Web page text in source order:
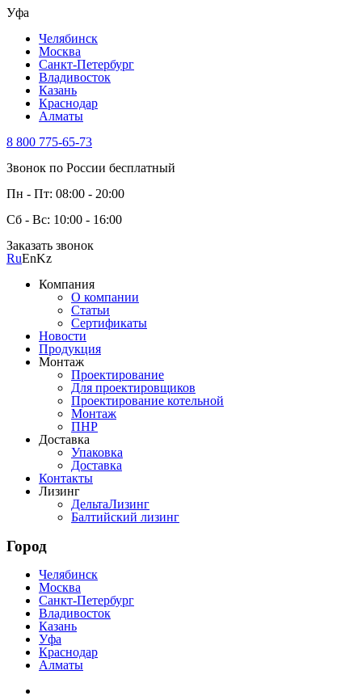
Уфа
Челябинск
Москва
Санкт-Петербург
Владивосток
Казань
Краснодар
Алматы
8 800 775-65-73
Звонок по России бесплатный
Пн - Пт: 08:00 - 20:00
Сб - Вс: 10:00 - 16:00
Заказать звонок
RuEnKz
Компания
О компании
Статьи
Сертификаты
Новости
Продукция
Монтаж
Проектирование
Для проектировщиков
Проектирование котельной
Монтаж
ПНР
Доставка
Упаковка
Доставка
Контакты
Лизинг
ДельтаЛизинг
Балтийский лизинг
Город
Челябинск
Москва
Санкт-Петербург
Владивосток
Казань
Уфа
Краснодар
Алматы